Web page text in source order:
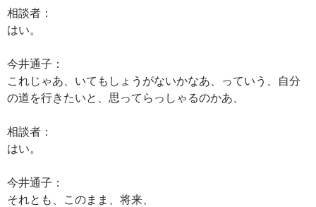
相談者：
はい。
今井通子：
これじゃあ、いてもしょうがないかなあ、っていう、自分
の道を行きたいと、思ってらっしゃるのかあ、
相談者：
はい。
今井通子：
それとも、このまま、将来、